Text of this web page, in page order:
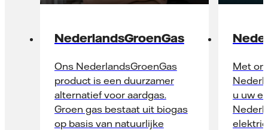
NederlandsGroenGas
Ons NederlandsGroenGas
product is een duurzamer
alternatief voor aardgas.
Groen gas bestaat uit biogas
op basis van natuurlijke
Met
u uw